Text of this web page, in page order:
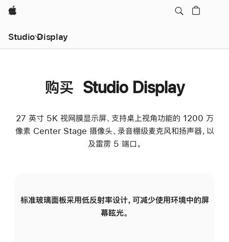
Apple
Studio Display
购买 Studio Display
27 英寸 5K 视网膜显示屏、支持桌上视角功能的 1200 万
像素 Center Stage 摄像头、录音棚级麦克风和扬声器，以
及雷雳 5 端口。
标准玻璃面板采用低反射率设计，可减少使用环境中的屏
幕眩光。